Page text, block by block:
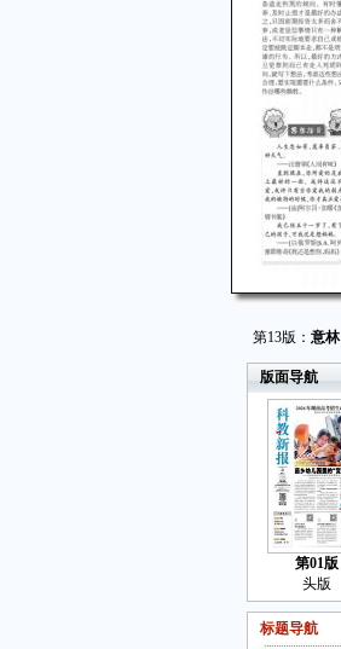
第13版： 意林
版面导航
第01版
头版
标题导航